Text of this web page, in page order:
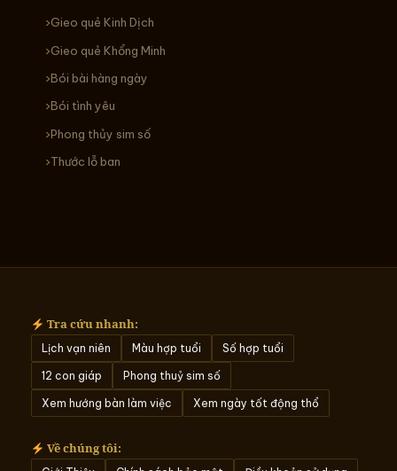
Gieo quẻ Kinh Dịch
Gieo quẻ Khổng Minh
Bói bài hàng ngày
Bói tình yêu
Phong thủy sim số
Thước lỗ ban
Tra cứu nhanh:
Lịch vạn niên Màu hợp tuổi Số hợp tuổi
12 con giáp Phong thuỷ sim số
Xem hướng bàn làm việc Xem ngày tốt động thổ
Về chúng tôi: